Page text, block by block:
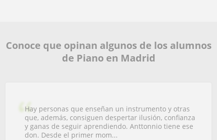
Conoce que opinan algunos de los alumnos
de Piano en Madrid
Hay personas que enseñan un instrumento y otras
que, además, consiguen despertar ilusión, confianza
y ganas de seguir aprendiendo. Anttonnio tiene ese
don. Desde el primer mom...